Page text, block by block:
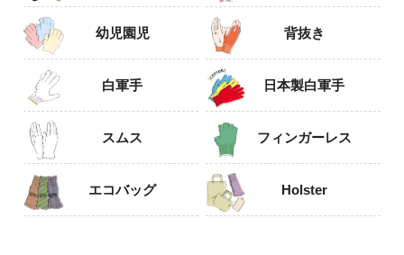
幼児園児 背抜き
白軍手 日本製白軍手
スムス フィンガーレス
エコバッグ Holster